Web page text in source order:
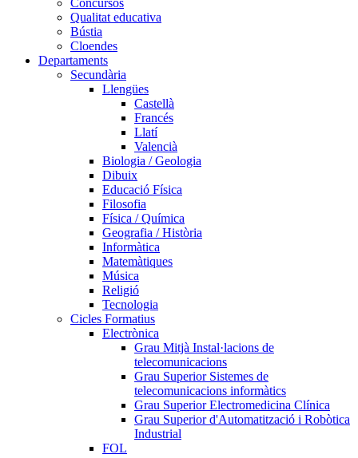
Qualitat educativa
Bústia
Cloendes
Departaments
Secundària
Llengües
Castellà
Francés
Llatí
Valencià
Biologia / Geologia
Dibuix
Educació Física
Filosofia
Física / Química
Geografia / Història
Informàtica
Matemàtiques
Música
Religió
Tecnologia
Cicles Formatius
Electrònica
Grau Mitjà Instal·lacions de
telecomunicacions
Grau Superior Sistemes de
telecomunicacions informàtics
Grau Superior Electromedicina Clínica
Grau Superior d'Automatització i Robòtica
Industrial
FOL